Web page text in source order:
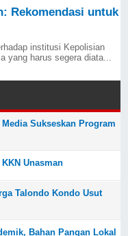
Rekomendasi untuk
institusi Kepolisian
yang harus segera diata...
Sukseskan Program
Unasman
Talondo Kondo Usut
Bahan Pangan Lokal